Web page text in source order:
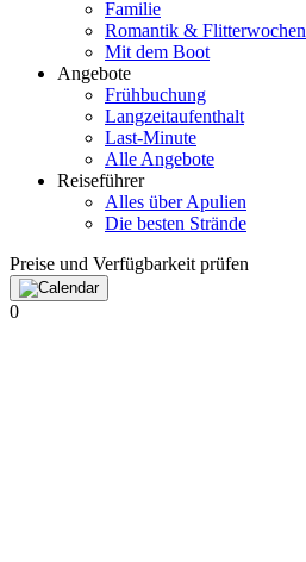
Familie
Romantik & Flitterwochen
Mit dem Boot
Angebote
Frühbuchung
Langzeitaufenthalt
Last-Minute
Alle Angebote
Reiseführer
Alles über Apulien
Die besten Strände
Preise und Verfügbarkeit prüfen
0